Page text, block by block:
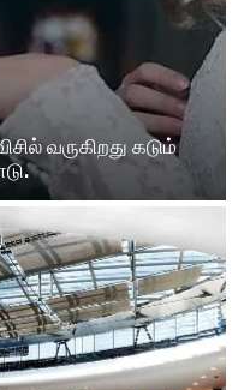
வருகிறது கடும்